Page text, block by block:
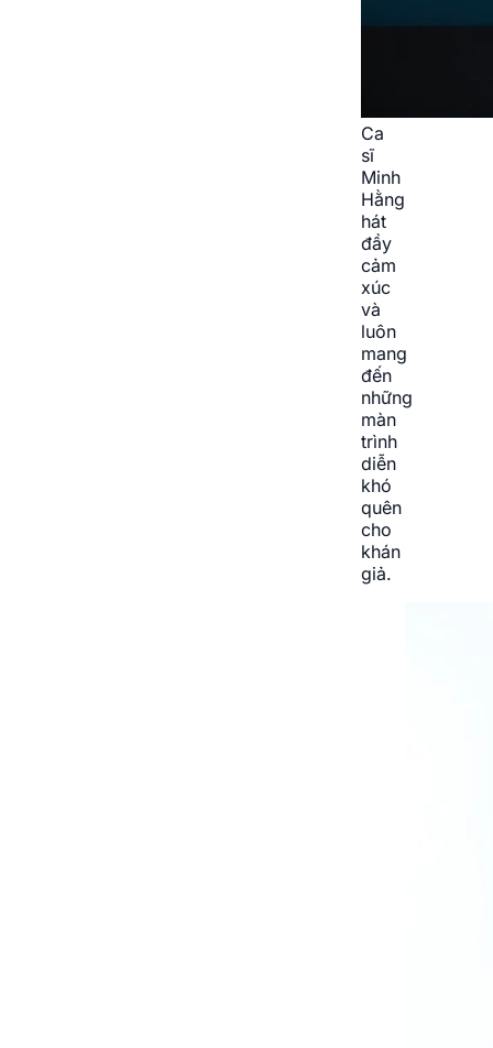
Ca
sĩ
Minh
Hằng
hát
đầy
cảm
xúc
và
luôn
mang
đến
những
màn
trình
diễn
khó
quên
cho
khán
giả.